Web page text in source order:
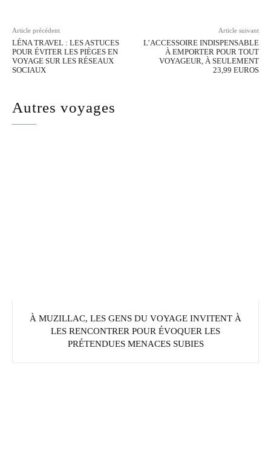
Article précédent
LÉNA TRAVEL : LES ASTUCES
POUR ÉVITER LES PIÈGES EN
VOYAGE SUR LES RÉSEAUX
SOCIAUX
Article suivant
L’ACCESSOIRE INDISPENSABLE
À EMPORTER POUR TOUT
VOYAGEUR, À SEULEMENT
23,99 EUROS
Autres voyages
À MUZILLAC, LES GENS DU VOYAGE INVITENT À
LES RENCONTRER POUR ÉVOQUER LES
PRÉTENDUES MENACES SUBIES